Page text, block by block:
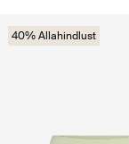
40% Allahindlust